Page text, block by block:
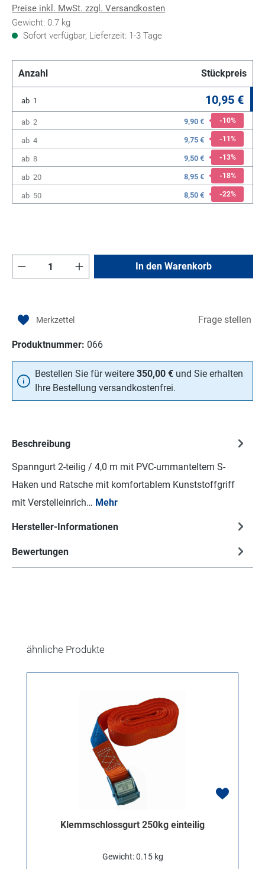
Preise inkl. MwSt. zzgl. Versandkosten
Gewicht: 0.7 kg
Sofort verfügbar, Lieferzeit: 1-3 Tage
Anzahl Stückpreis
ab 1 10,95 €
ab 2 9,90 € -10%
ab 4 9,75 € -11 %
ab 8 9,50 € -13%
ab 20 8,95 € -18%
ab 50 8,50 € -22%
Produkt Anzahl: Gib den gewünschten
In den Warenkorb
Frage stellen
Produktnummer: 066
Bestellen Sie für weitere 350,00 € und Sie erhalten
Ihre Bestellung versandkostenfrei.
Beschreibung
Spanngurt 2-teilig / 4,0 m mit PVC-ummanteltem S-
Haken und Ratsche mit komfortablem Kunststoffgriff
mit Verstelleinrich… Mehr
Hersteller-Informationen
Bewertungen
Produktgalerie überspringen
ähnliche Produkte
Klemmschlossgurt 250kg einteilig
Gewicht: 0.15 kg